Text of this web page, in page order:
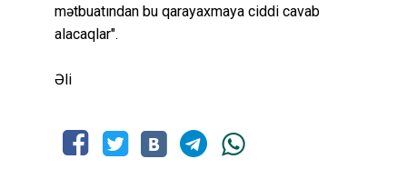
mətbuatından bu qarayaxmaya ciddi cavab
alacaqlar".
Əli